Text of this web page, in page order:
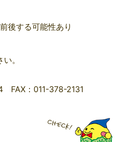
後する可能性あり
。
FAX：011-378-2131